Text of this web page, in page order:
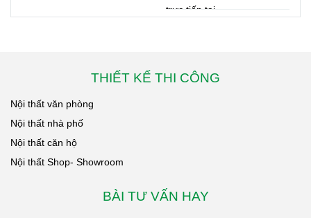
hàng theo đúng
quy định của
công ty.
trực tiếp tại
nhiều công trình
THIẾT KẾ THI CÔNG
Nội thất văn phòng
Nội thất nhà phố
Nội thất căn hộ
Nội thất Shop- Showroom
BÀI TƯ VẤN HAY